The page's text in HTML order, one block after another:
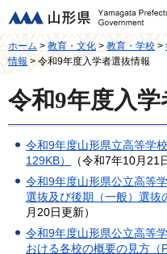
山形県
ホーム>教育・文化> 教育・学校 >
情報> 令和9年度入学者選抜情報
令和9年度入
令和9年度山形県立高等学
129KB）
（令和7年10月21
令和9年度山形県公立高等
選抜及び後期（一般）選抜
月20日更新）
令和9年度山形県公立高等
おける各校の概要の見方（